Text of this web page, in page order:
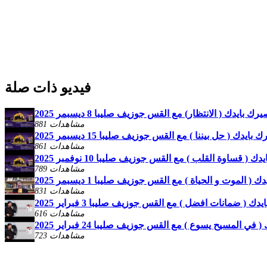
فيديو ذات صلة
بايدك ( الانتظار) مع القس جوزيف صليبا 8 ديسبمر 2025
881 مشاهدات
( حل بيننا ) مع القس جوزيف صليبا 15 ديسبمر 2025
861 مشاهدات
( قساوة القلب ) مع القس جوزيف صليبا 10 نوفمبر 2025
789 مشاهدات
الموت و الحياة ) مع القس جوزيف صليبا 1 ديسبمر 2025
831 مشاهدات
( ضمانات افضل ) مع القس جوزيف صليبا 3 فبراير 2025
616 مشاهدات
المسيح يسوع ) مع القس جوزيف صليبا 24 فبراير 2025
723 مشاهدات